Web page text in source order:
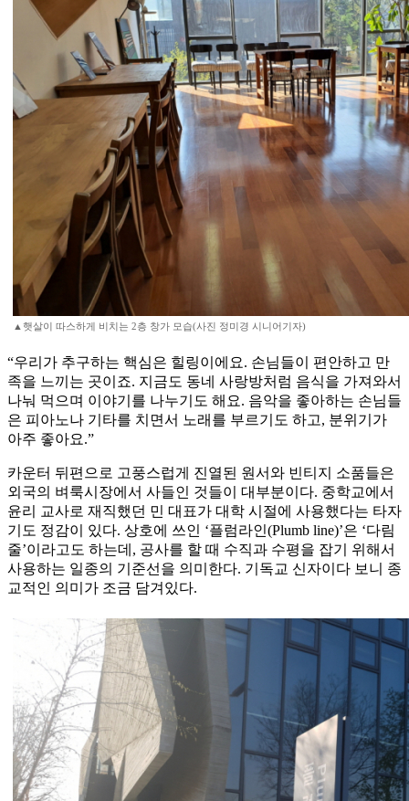
▲햇살이 따스하게 비치는 2층 창가 모습(사진 정미경 시니어기자)
“우리가 추구하는 핵심은 힐링이에요. 손님들이 편안하고 만
족을 느끼는 곳이죠. 지금도 동네 사랑방처럼 음식을 가져와서
나눠 먹으며 이야기를 나누기도 해요. 음악을 좋아하는 손님들
은 피아노나 기타를 치면서 노래를 부르기도 하고, 분위기가
아주 좋아요.”
카운터 뒤편으로 고풍스럽게 진열된 원서와 빈티지 소품들은
외국의 벼룩시장에서 사들인 것들이 대부분이다. 중학교에서
윤리 교사로 재직했던 민 대표가 대학 시절에 사용했다는 타자
기도 정감이 있다. 상호에 쓰인 ‘플럼라인(Plumb line)’은 ‘다림
줄’이라고도 하는데, 공사를 할 때 수직과 수평을 잡기 위해서
사용하는 일종의 기준선을 의미한다. 기독교 신자이다 보니 종
교적인 의미가 조금 담겨있다.